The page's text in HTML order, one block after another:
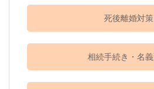
死後離婚対策
相続手続き・名